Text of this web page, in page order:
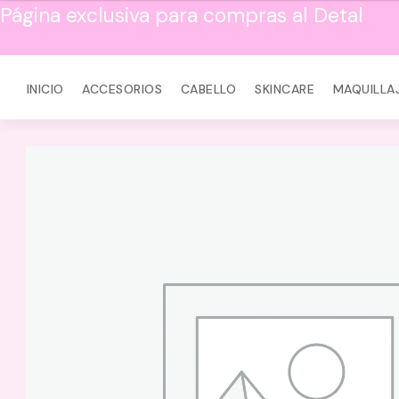
Página exclusiva para compras al Detal
INICIO ACCESORIOS CABELLO SKINCARE